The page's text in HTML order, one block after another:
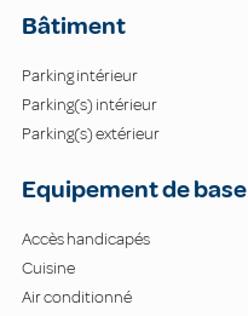
Bâtiment
Parking intérieur
Parking(s) intérieur
Parking(s) extérieur
Equipement de base
Accès handicapés
Cuisine
Air conditionné